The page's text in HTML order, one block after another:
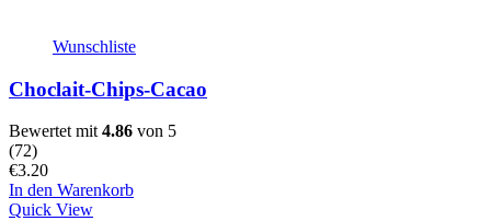
Wunschliste
Choclait-Chips-Cacao
Bewertet mit 4.86 von 5
(72)
€3.20
In den Warenkorb
Quick View